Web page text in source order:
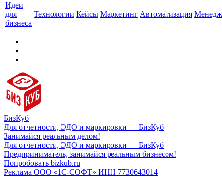
Идеи
для
бизнеса
Технологии Кейсы Маркетинг Автоматизация
БизКуб
Для отчетности, ЭДО и маркировки — БизКуб
Занимайся реальным делом!
Для отчетности, ЭДО и маркировки — БизКуб
Предприниматель, занимайся реальным бизнесом!
Попробовать bizkub.ru
Реклама ООО «1С-СОФТ» ИНН 7730643014